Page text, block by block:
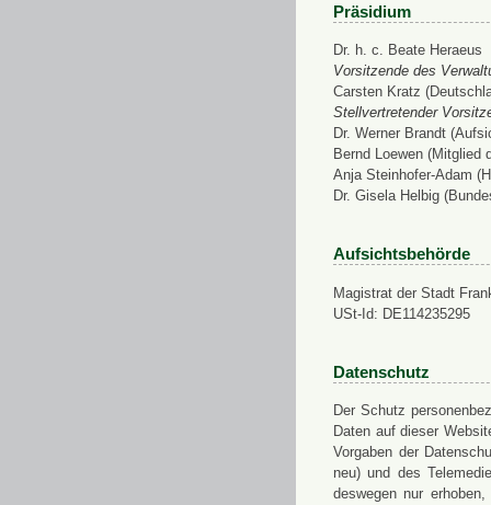
Präsidium
Dr. h. c. Beate Heraeus
Vorsitzende des
Carsten Kratz
Stellvertretender
Dr. Werner Brandt
Bernd Loewen (Mitglied
Anja Steinhofer-Adam
Dr. Gisela Helbig
Aufsichtsbehörde
Magistrat der Stadt
USt-Id: DE114235295
Datenschutz
Der Schutz
Daten auf dieser
Vorgaben der
neu) und des
deswegen nur